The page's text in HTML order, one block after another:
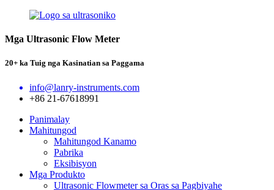
Mga Ultrasonic Flow Meter
20+ ka Tuig nga Kasinatian sa Paggama
info@lanry-instruments.com
+86 21-67618991
Panimalay
Mahitungod
Mahitungod Kanamo
Pabrika
Eksibisyon
Mga Produkto
Ultrasonic Flowmeter sa Oras sa Pagbiyahe